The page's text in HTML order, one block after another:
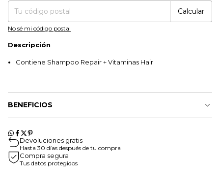
Calcular
No sé mi código postal
Descripción
Contiene Shampoo Repair + Vitaminas Hair
BENEFICIOS
Devoluciones gratis
Hasta 30 días después de tu compra
Compra segura
Tus datos protegidos